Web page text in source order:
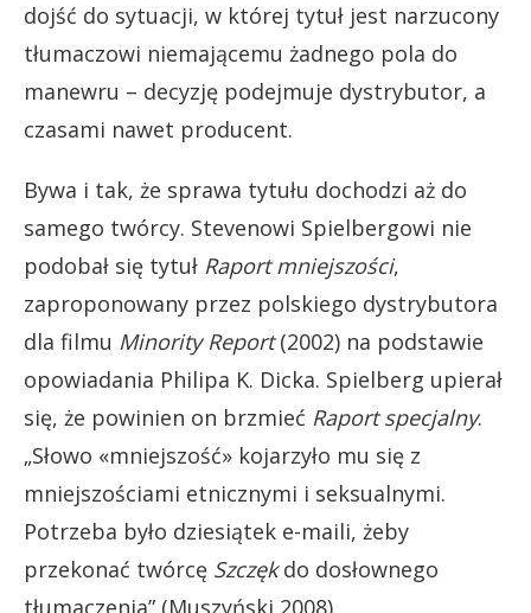
dojść do sytuacji, w której tytuł jest narzucony
tłumaczowi niemającemu żadnego pola do
manewru – decyzję podejmuje dystrybutor, a
czasami nawet producent.
Bywa i tak, że sprawa tytułu dochodzi aż do
samego twórcy. Stevenowi Spielbergowi nie
podobał się tytuł Raport mniejszości,
zaproponowany przez polskiego dystrybutora
dla filmu Minority Report(2002) na podstawie
opowiadania Philipa K. Dicka. Spielberg upierał
się, że powinien on brzmieć Raport specjalny.
„Słowo «mniejszość» kojarzyło mu się z
mniejszościami etnicznymi i seksualnymi.
Potrzeba było dziesiątek e-maili, żeby
przekonać twórcę Szczękdo dosłownego
tłumaczenia” (Muszyński 2008).